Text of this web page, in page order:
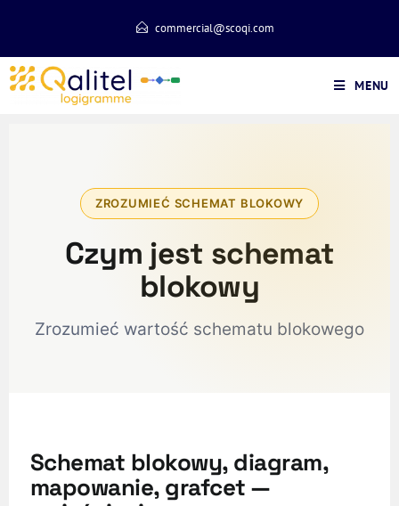
commercial@scoqi.com
MENU
ZROZUMIEĆ SCHEMAT BLOKOWY
Czym jest schemat
blokowy
Zrozumieć wartość schematu blokowego
Schemat blokowy, diagram,
mapowanie, grafcet —